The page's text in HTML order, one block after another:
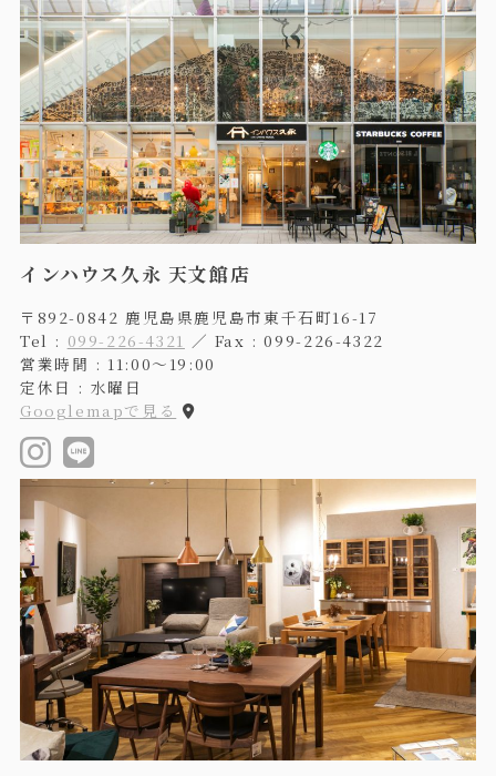
インハウス久永 天文館店
〒892-0842 鹿児島県鹿児島市東千石町16-17
Tel : 099-226-4321 ／ Fax : 099-226-4322
営業時間 : 11:00〜19:00
定休日 : 水曜日
Googlemapで見る